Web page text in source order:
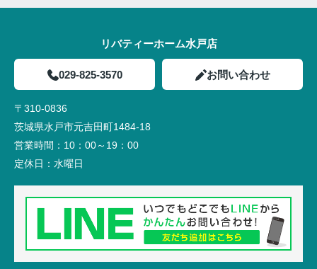
リバティーホーム水戸店
029-825-3570 お問い合わせ
〒310-0836
茨城県水戸市元吉田町1484-18
営業時間： 10：00～19：00
定休日： 水曜日